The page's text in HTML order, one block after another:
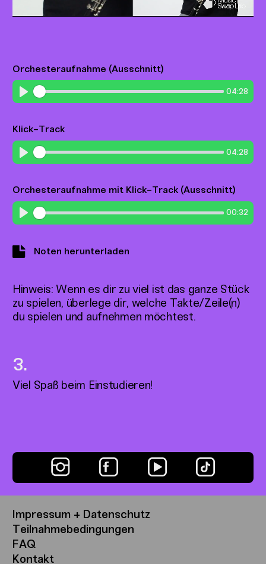
Orchesteraufnahme (Ausschnitt)
Play
04:28
Klick-Track
Play
04:28
Orchesteraufnahme mit Klick-Track (Ausschnitt)
Play
00:32
Noten herunterladen
Hinweis: Wenn es dir zu viel ist das ganze Stück
zu spielen, überlege dir, welche Takte/Zeile(n)
du spielen und aufnehmen möchtest.
Viel Spaß beim Einstudieren!
Impressum + Datenschutz
Teilnahmebedingungen
FAQ
Kontakt